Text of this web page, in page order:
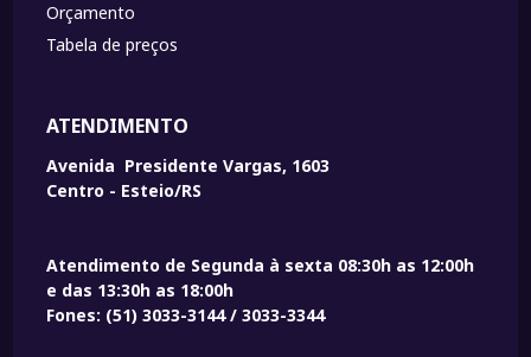
Orçamento
Tabela de preços
ATENDIMENTO
Avenida Presidente Vargas, 1603
Centro - Esteio/RS
Atendimento de Segunda à sexta 08:30h as 12:00h
e das 13:30h as 18:00h
Fones: (51) 3033-3144 / 3033-3344